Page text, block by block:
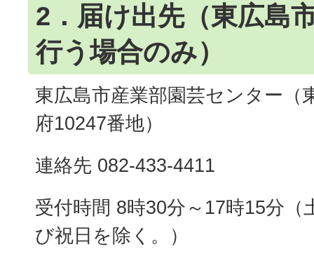
2．届け出先（東広島
行う場合のみ）
東広島市産業部園芸センター（
府10247番地）
連絡先 082-433-4411
受付時間 8時30分～17時15分（
び祝日を除く。）